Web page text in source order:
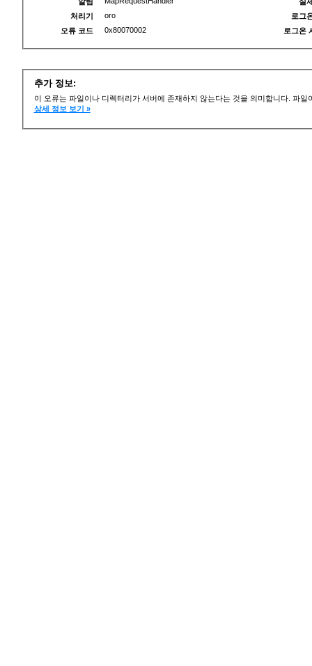
처리기
oro
오류 코드
0x80070002
로그
로그온
추가 정보:
이 오류는 파일이나 디렉터리가 서버에 존재하지 않는다는 것을 의미합니다. 파
상세 정보 보기 »